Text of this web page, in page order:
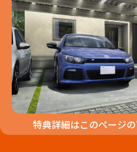
特典詳細はこのページ